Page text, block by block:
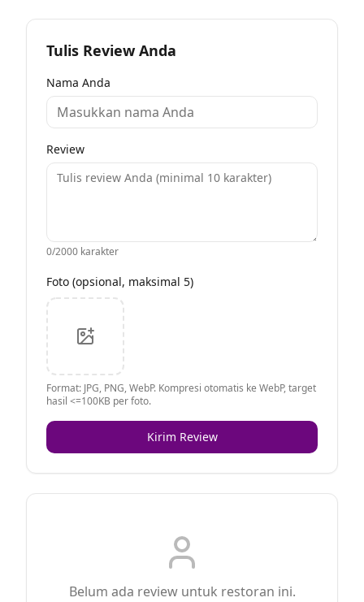
Tulis Review Anda
Nama Anda
Review
0/2000 karakter
Foto (opsional, maksimal 5)
Format: JPG, PNG, WebP. Kompresi otomatis ke WebP, target
hasil <=100KB per foto.
Kirim Review
Belum ada review untuk restoran ini.